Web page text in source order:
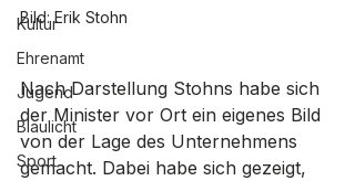
Kultur
Ehrenamt
Jugend
Blaulicht
Sport
Bild: Erik Stohn
Nach Darstellung Stohns habe sich
der Minister vor Ort ein eigenes Bild
von der Lage des Unternehmens
gemacht. Dabei habe sich gezeigt,